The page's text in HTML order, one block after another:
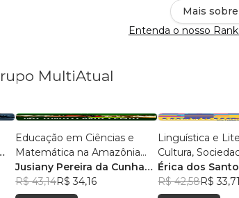
Mais
Entenda o nosso
MultiAtual
Educação em Ciências e
Matemática na Amazônia
Legal: Pesquisas e Práticas
Pedagógicas
Jusiany Pereira da Cunha
dos Santos
R$ 43,14R$ 34,16
Linguística e
Cultura,
- Volume 2
Érica dos
R$ 42,58R$ 33,71